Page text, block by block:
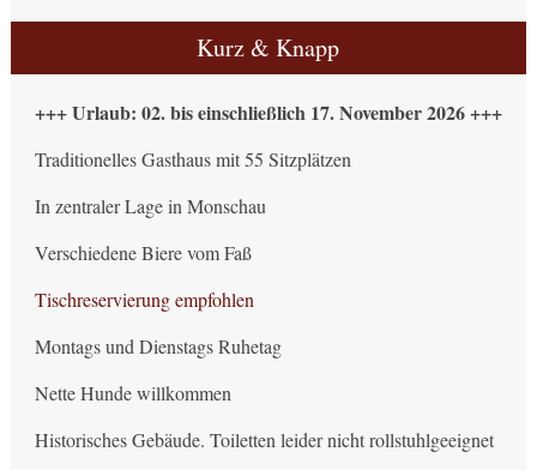
Kurz & Knapp
+++ Urlaub: 02. bis einschließlich 17. November 2026 +++
Traditionelles Gasthaus mit 55 Sitzplätzen
In zentraler Lage in Monschau
Verschiedene Biere vom Faß
Tischreservierung empfohlen
Montags und Dienstags Ruhetag
Nette Hunde willkommen
Historisches Gebäude. Toiletten leider nicht rollstuhlgeeignet